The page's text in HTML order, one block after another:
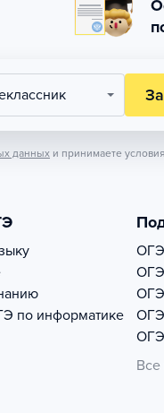
данных и принимаете условия
по информатике
ОГЭ
ОГЭ
ОГЭ